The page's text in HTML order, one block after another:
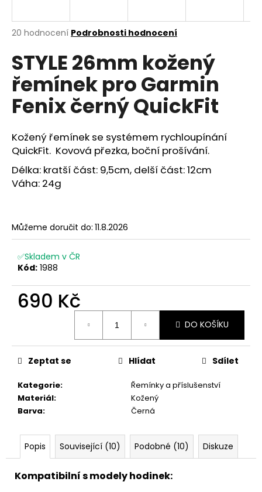
Průměrné
produktu
je
4,7
5
hvězdiček.
20 hodnocení Podrobnosti hodnocení
STYLE 26mm kožený
řemínek pro Garmin
Fenix černý QuickFit
Kožený řemínek se systémem rychloupínání
QuickFit. Kovová přezka, boční prošívání.
Délka: kratší část: 9,5cm, delší část: 12cm
Váha: 24g
Můžeme doručit do: 11.8.2026
✅Skladem v ČR
Kód: 1988
690 Kč
DO KOŠÍKU
Kategorie:
Řemínky a příslušenství
Materiál:
Kožený
Barva: Černá
Zeptat se Hlídat Sdílet
Popis Související (10) Podobné (10) Diskuze
Kompatibilní s modely hodinek:
j
t
?
HLEDAT
D
o
r
u
č
j